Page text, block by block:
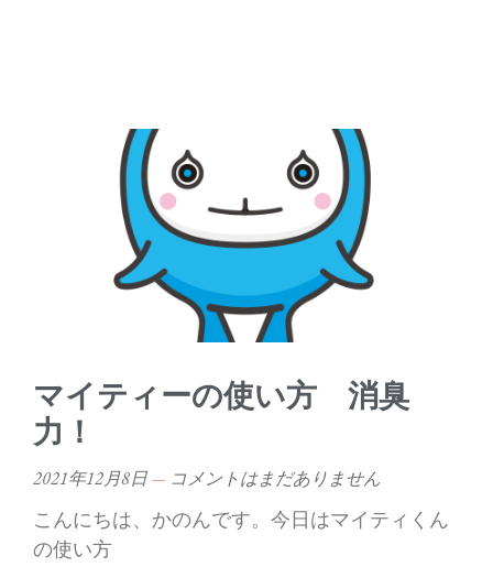
マイティーの使い方 消臭
力！
2021年12月8日
コメントはまだありません
こんにちは、かのんです。今日はマイティくん
の使い方